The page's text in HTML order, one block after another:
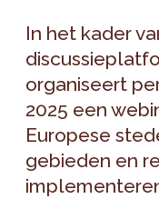
In het kader
organiseert
2025 een
Europese
gebieden en